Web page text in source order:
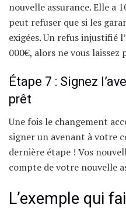
nouvelle assurance. Elle a
peut refuser que si les
exigées. Un refus injustifié
000€, alors ne vous laissez
Étape 7 : Signez
prêt
Une fois le changement
signer un avenant à votre
dernière étape ! Vos
compte de votre nouvelle
L’exemple qui